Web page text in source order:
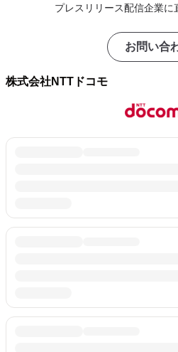
プレスリリース配信企業に
お問い合
株式会社NTTドコモ